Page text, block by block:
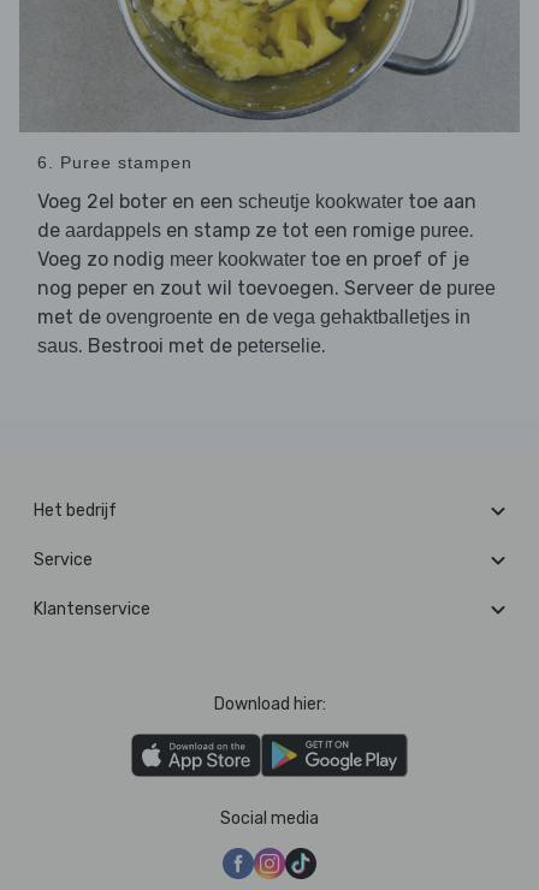
6. Puree stampen
Voeg 2el boter en een scheutje kookwater toe aan
de aardappels en stamp ze tot een romige puree.
Voeg zo nodig meer kookwater toe en proef of je
nog peper en zout wil toevoegen. Serveer de puree
met de ovengroente en de vega gehaktballetjes in
saus. Bestrooi met de peterselie.
Het bedrijf
Service
Klantenservice
Download hier:
Social media